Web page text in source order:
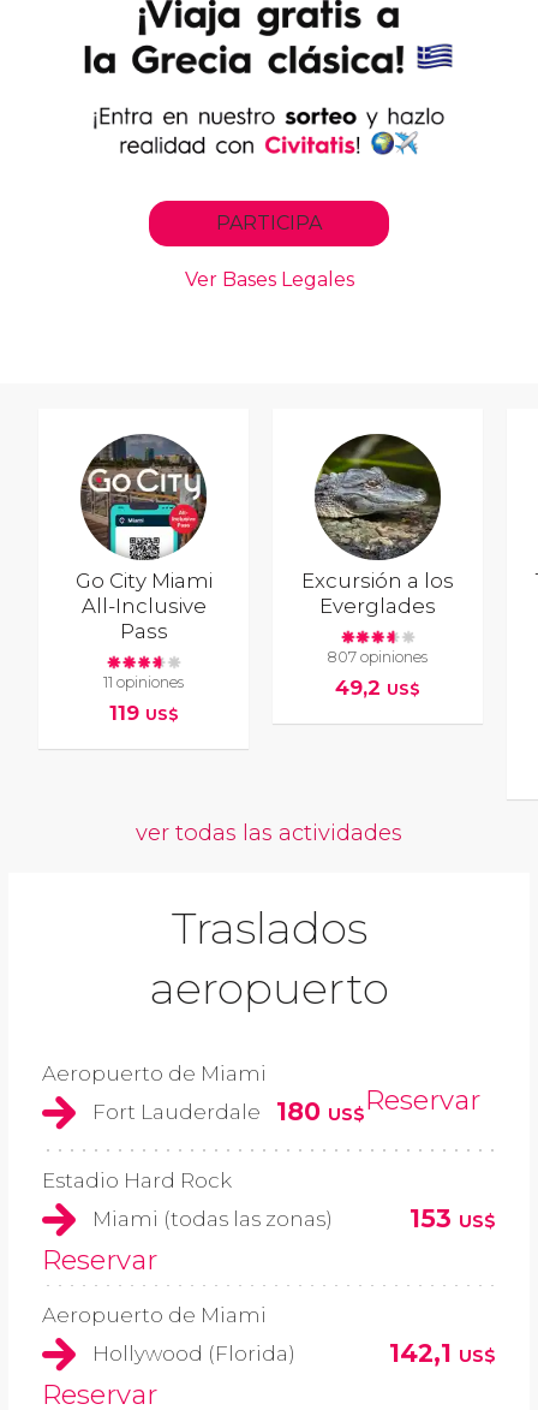
Go City Miami
All-Inclusive
Pass
11 opiniones
119 US$
Excursión a los
Everglades
807 opiniones
49,2 US$
ver todas las actividades
Traslados
aeropuerto
Aeropuerto de Miami
Fort Lauderdale
180 US$Reservar
Estadio Hard Rock
Miami (todas las zonas)
153 US$
Reservar
Aeropuerto de Miami
Hollywood (Florida)
142,1 US$
Reservar